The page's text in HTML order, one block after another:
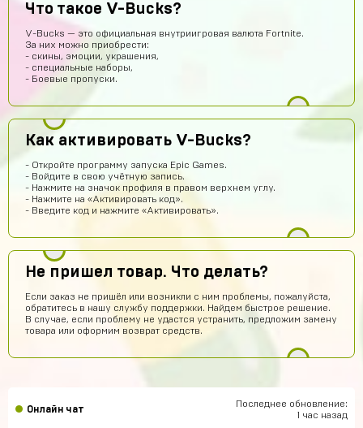
Что такое V-Bucks?
V-Bucks — это официальная внутриигровая валюта Fortnite.
За них можно приобрести:
- скины, эмоции, украшения,
- специальные наборы,
- Боевые пропуски.
Как активировать V-Bucks?
- Откройте программу запуска Epic Games.
- Войдите в свою учётную запись.
- Нажмите на значок профиля в правом верхнем углу.
- Нажмите на «Активировать код».
- Введите код и нажмите «Активировать».
Не пришел товар. Что делать?
Если заказ не пришёл или возникли с ним проблемы, пожалуйста,
обратитесь в нашу службу поддержки. Найдем быстрое решение.
В случае, если проблему не удастся устранить, предложим замену
товара или оформим возврат средств.
Онлайн чат
Последнее обновление:
1 час назад
Андрей
Найс
Мурат Нурахметов
Привет
Рома Орлов 9 часов назад
Вход в аккаунт с помощью Supercell ID. Для того, чтобы
войти в купленный Вами аккаунт нужно: Открыть
настройки игры Нажать на кнопку Supercell ID Ввести
логин от купленного вами аккаунта и нажать кнопку
Войти Зайти на электронную почту (логин и пароль от
почты вы получаете после покупки) и скопировать
полученный код активации Вернуться в игру и
использовать код активации Загрузить новый аккаунт В
целях безопасности мы также рекомендуем изменить
пароль от почты. Вход в аккаунт с помощью аккаунта
аккаунт нужно: Открыть настройки игры Нажать на
кнопку Google Play Выйти из текущего аккаунта Ввести
логин и пароль от купленного аккаунта (эти данные
придут на почту после покупки) Загрузить новый
куда вводить код для UC пополнения ?